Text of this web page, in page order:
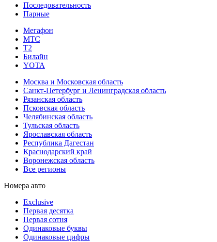
Последовательность
Парные
Мегафон
МТС
Т2
Билайн
YOTA
Москва и Московская область
Санкт-Петербург и Ленинградская область
Рязанская область
Псковская область
Челябинская область
Тульская область
Ярославская область
Республика Дагестан
Краснодарский край
Воронежская область
Все регионы
Номера авто
Exclusive
Первая десятка
Первая сотня
Одинаковые буквы
Одинаковые цифры